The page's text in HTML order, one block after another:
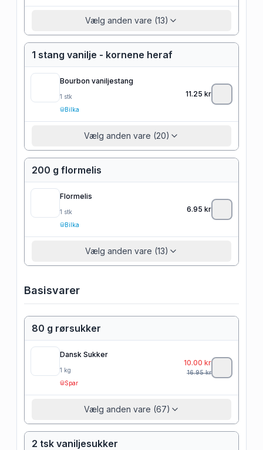
Vælg anden vare (13)
1 stang vanilje - kornene heraf
Bourbon vaniljestang
1 stk
Bilka
11.25 kr
Vælg anden vare (20)
200 g flormelis
Flormelis
1 stk
Bilka
6.95 kr
Vælg anden vare (13)
Basisvarer
80 g rørsukker
Dansk Sukker
1 kg
Spar
10.00 kr
16.95kr
Vælg anden vare (67)
2 tsk vaniljesukker